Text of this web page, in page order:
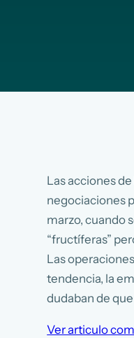
Las acciones
negociaciones
marzo, cuando
“fructíferas”
Las
tendencia, la
dudaban de
Ver articulo